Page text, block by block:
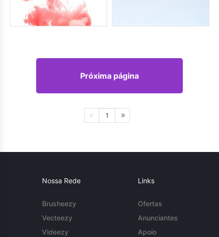
Próxima página
1
Nossa Rede
Brusheezy
Vecteezy
Videezy
Links
Ofertas
Anunciantes
Apoio